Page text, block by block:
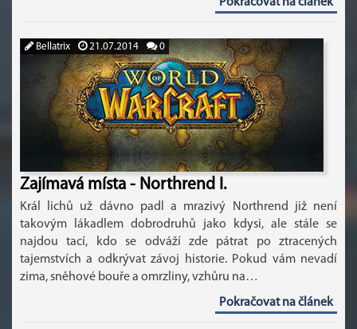
Bellatrix 21.07.2014 0
Zajímavá místa - Northrend I.
Král lichů už dávno padl a mrazivý Northrend již není
takovým lákadlem dobrodruhů jako kdysi, ale stále se
najdou tací, kdo se odváží zde pátrat po ztracených
tajemstvích a odkrývat závoj historie. Pokud vám nevadí
zima, sněhové bouře a omrzliny, vzhůru na…
Pokračovat na článek